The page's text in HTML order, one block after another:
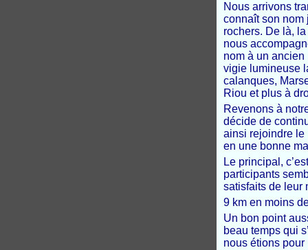
Nous arrivons
connaît son nom
rochers. De là,
nous
nom à un
vigie lumineuse
calanques,
Riou et plus à
Revenons à
décide de
ainsi rejoindre le
en une bonne
Le principal,
participants
satisfaits de leur
9 km en moins
Un bon point
beau temps qui
nous étions